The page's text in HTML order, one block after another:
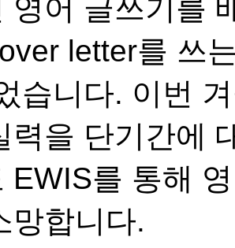
영어 글쓰기를
letter를 쓰
습니다. 이번
력을 단기간에
EWIS를 통해
망합니다.